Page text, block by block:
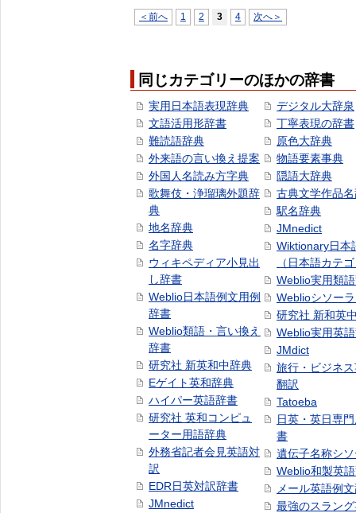
＜前へ 1 2 3 4 次へ＞
同じカテゴリーのほかの辞書
実用日本語表現辞典
文語活用形辞書
難読語辞典
外来語の言い換え提案
外国人名読み方字典
歌舞伎・浄瑠璃外題辞
典
地名辞典
名字辞典
ウィキペディア小見出
し辞書
Weblio日本語例文用例
辞書
Weblio類語・言い換え
辞書
研究社 新英和中辞典
Eゲイト英和辞典
ハイパー英語辞書
研究社 英和コンピュ
ーター用語辞典
外務省記者会見英語対
訳
EDR日英対訳辞書
JMnedict
デジタル大辞泉
丁寧表現の辞書
原色大辞典
物語要素事典
隠語大辞典
古典文学作品
駅名辞典
JMnedict
Wiktionary日本
（日本語カテ
Weblio実用類
Weblioシソー
研究社 新和英
Weblio実用英
JMdict
旅行・ビジネ
翻訳
Tatoeba
日英・英日専
書
遺伝子名称シ
Weblio和製英
メール英語例
最強のスラン